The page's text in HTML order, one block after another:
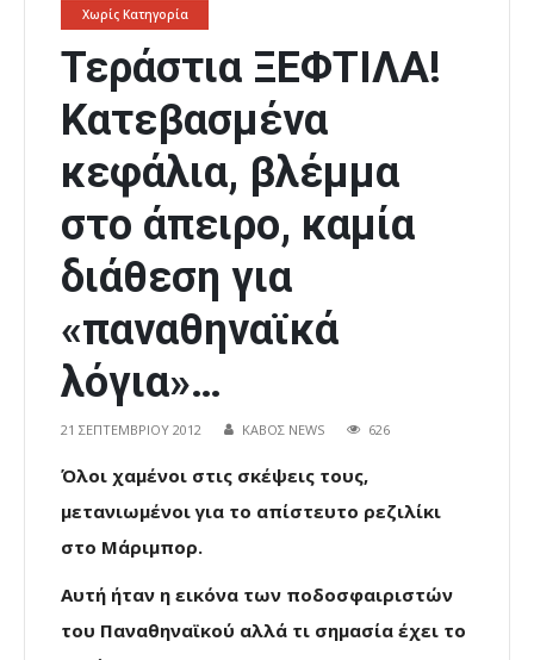
Χωρίς Κατηγορία
Τεράστια ΞΕΦΤΙΛΑ!
Κατεβασμένα
κεφάλια, βλέμμα
στο άπειρο, καμία
διάθεση για
«παναθηναϊκά
λόγια»…
21 ΣΕΠΤΕΜΒΡΊΟΥ 2012 ΚΑΒΟΣ NEWS 626
Όλοι χαμένοι στις σκέψεις τους,
μετανιωμένοι για το απίστευτο ρεζιλίκι
στο Μάριμπορ.
Αυτή ήταν η εικόνα των ποδοσφαιριστών
του Παναθηναϊκού αλλά τι σημασία έχει το